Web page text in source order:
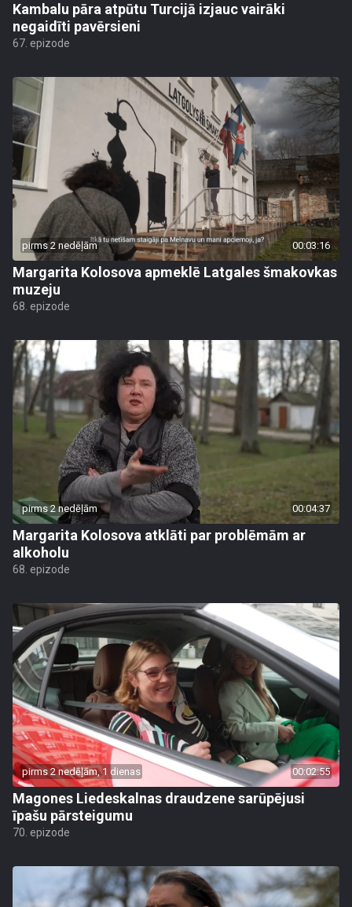
Kambalu pāra atpūtu Turcijā izjauc vairāki
negaidīti pavērsieni
67. epizode
pirms 2 nedēļām 00:03:16
Margarita Kolosova apmeklē Latgales šmakovkas
muzeju
68. epizode
pirms 2 nedēļām 00:04:37
Margarita Kolosova atklāti par problēmām ar
alkoholu
68. epizode
pirms 2 nedēļām, 1 dienas 00:02:55
Magones Liedeskalnas draudzene sarūpējusi
īpašu pārsteigumu
70. epizode